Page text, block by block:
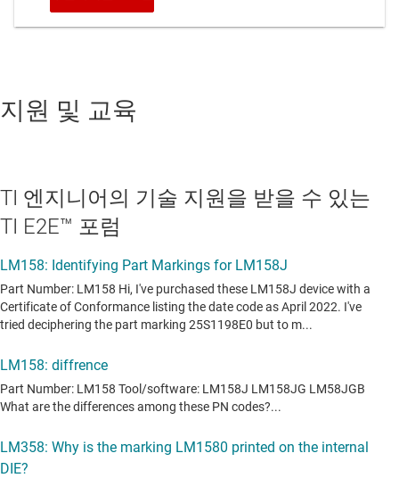
지원 및 교육
TI 엔지니어의 기술 지원을 받을 수 있는
TI E2E™ 포럼